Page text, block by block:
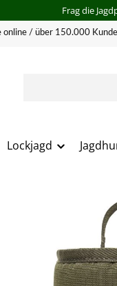
Frag die
online / über 150.000
Lockjagd